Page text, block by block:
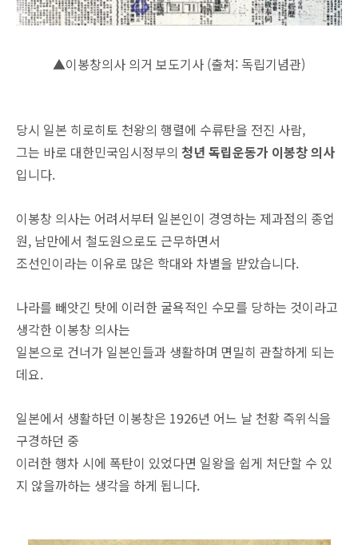
▲이봉창의사 의거 보도기사 (출처: 독립기념관)
당시 일본 히로히토 천왕의 행렬에 수류탄을 전진 사람,
그는 바로 대한민국임시정부의 청년 독립운동가 이봉창 의사
입니다.
이봉창 의사는 어려서부터 일본인이 경영하는 제과점의 종업
원, 남만에서 철도원으로도 근무하면서
조선인이라는 이유로 많은 학대와 차별을 받았습니다.
나라를 빼앗긴 탓에 이러한 굴욕적인 수모를 당하는 것이라고
생각한 이봉창 의사는
일본으로 건너가 일본인들과 생활하며 면밀히 관찰하게 되는
데요.
일본에서 생활하던 이봉창은 1926년 어느 날 천황 즉위식을
구경하던 중
이러한 행차 시에 폭탄이 있었다면 일왕을 쉽게 처단할 수 있
지 않을까하는 생각을 하게 됩니다.